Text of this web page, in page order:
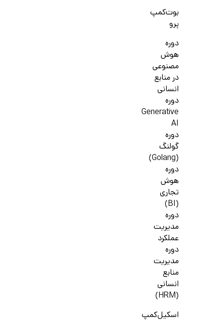
بوت‌کمپ
پرو
دوره
هوش
مصنوعی
در منابع
انسانی
دوره
Generative
AI
دوره
گولنگ
(Golang)
دوره
هوش
تجاری
(BI)
دوره
مدیریت
عملکرد
دوره
مدیریت
منابع
انسانی
(HRM)
اسکیل‌کمپ